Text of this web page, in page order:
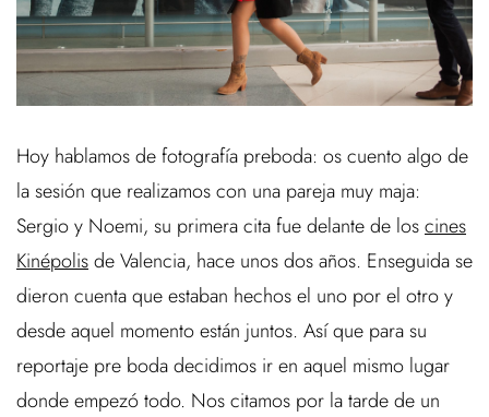
Hoy hablamos de fotografía preboda: os cuento algo de
la sesión que realizamos con una pareja muy maja:
Sergio y Noemi, su primera cita fue delante de loscines
Kinépolisde Valencia, hace unos dos años. Enseguida se
dieron cuenta que estaban hechos el uno por el otro y
desde aquel momento están juntos. Así que para su
reportaje pre boda decidimos ir en aquel mismo lugar
donde empezó todo. Nos citamos por la tarde de un